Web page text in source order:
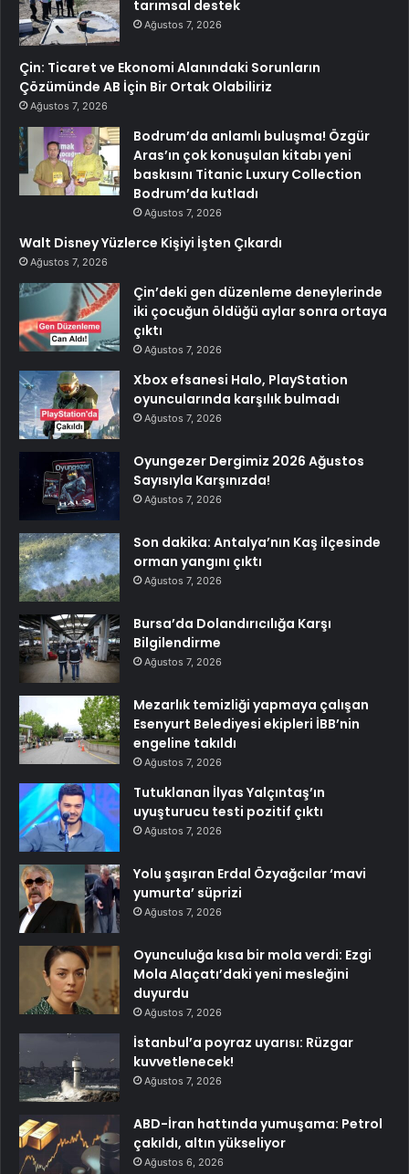
tarımsal destek
Ağustos 7, 2026
Çin: Ticaret ve Ekonomi Alanındaki Sorunların
Çözümünde AB İçin Bir Ortak Olabiliriz
Ağustos 7, 2026
Bodrum’da anlamlı buluşma! Özgür
Aras’ın çok konuşulan kitabı yeni
baskısını Titanic Luxury Collection
Bodrum’da kutladı
Ağustos 7, 2026
Walt Disney Yüzlerce Kişiyi İşten Çıkardı
Ağustos 7, 2026
Çin’deki gen düzenleme deneylerinde
iki çocuğun öldüğü aylar sonra ortaya
çıktı
Ağustos 7, 2026
Xbox efsanesi Halo, PlayStation
oyuncularında karşılık bulmadı
Ağustos 7, 2026
Oyungezer Dergimiz 2026 Ağustos
Sayısıyla Karşınızda!
Ağustos 7, 2026
Son dakika: Antalya’nın Kaş ilçesinde
orman yangını çıktı
Ağustos 7, 2026
Bursa’da Dolandırıcılığa Karşı
Bilgilendirme
Ağustos 7, 2026
Mezarlık temizliği yapmaya çalışan
Esenyurt Belediyesi ekipleri İBB’nin
engeline takıldı
Ağustos 7, 2026
Tutuklanan İlyas Yalçıntaş’ın
uyuşturucu testi pozitif çıktı
Ağustos 7, 2026
Yolu şaşıran Erdal Özyağcılar ‘mavi
yumurta’ süprizi
Ağustos 7, 2026
Oyunculuğa kısa bir mola verdi: Ezgi
Mola Alaçatı’daki yeni mesleğini
duyurdu
Ağustos 7, 2026
İstanbul’a poyraz uyarısı: Rüzgar
kuvvetlenecek!
Ağustos 7, 2026
ABD-İran hattında yumuşama: Petrol
çakıldı, altın yükseliyor
Ağustos 6, 2026